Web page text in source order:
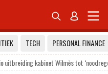
 
TECH
PERSONAL FINANCE
uitbreiding kabinet Wilmès tot